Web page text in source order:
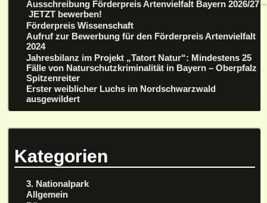
Ausschreibung Förderpreis Artenvielfalt Bayern 2026/27 –
JETZT bewerben!
Förderpreis Wissenschaft
Aufruf zur Bewerbung für den Förderpreis Artenvielfalt
2024
Jahresbilanz im Projekt „Tatort Natur“: Mindestens 25
Fälle von Naturschutzkriminalität in Bayern – Oberpfalz
Spitzenreiter
Erster weiblicher Luchs im Nordschwarzwald
ausgewildert
Kategorien
3. Nationalpark
Allgemein